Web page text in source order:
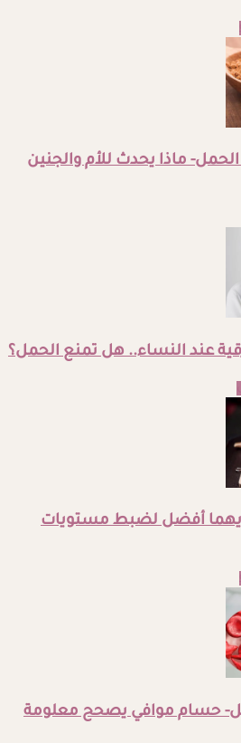
ماذا يحدث للأم والجنين
عند النساء.. هل تمنع الحمل؟
أيهما أفضل لضبط مستويات
حسام موافي يصحح معلومة